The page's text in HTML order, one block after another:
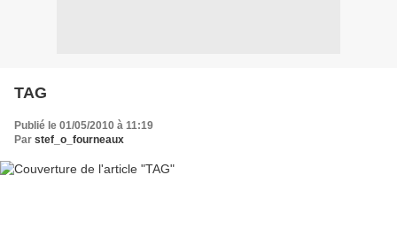
TAG
Publié le 01/05/2010 à 11:19
Par stef_o_fourneaux